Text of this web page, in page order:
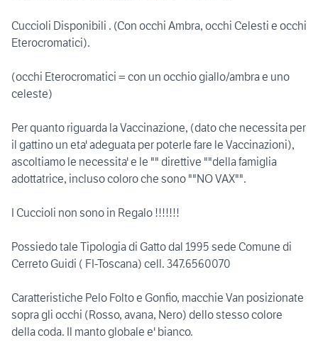
Cuccioli Disponibili . (Con occhi Ambra, occhi Celesti e occhi
Eterocromatici).
(occhi Eterocromatici = con un occhio giallo/ambra e uno
celeste)
Per quanto riguarda la Vaccinazione, (dato che necessita per
il gattino un eta' adeguata per poterle fare le Vaccinazioni),
ascoltiamo le necessita' e le "" direttive ""della famiglia
adottatrice, incluso coloro che sono ""NO VAX"".
I Cuccioli non sono in Regalo !!!!!!!
Possiedo tale Tipologia di Gatto dal 1995 sede Comune di
Cerreto Guidi ( FI-Toscana) cell. 347.6560070
Caratteristiche Pelo Folto e Gonfio, macchie Van posizionate
sopra gli occhi (Rosso, avana, Nero) dello stesso colore
della coda. Il manto globale e' bianco.